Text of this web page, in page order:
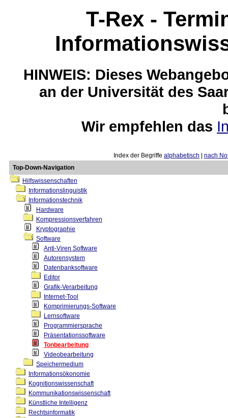
T-Rex -
HINWEIS: Dieses
an der Universität des
Wir empfehlen das
Index der Begriffe alphabetisch
nach
Top-Down-Navigation
Hilfswissenschaften
Informationslinguistik
Informationstechnik
Hardware
Kompressionsverfahren
Kryptographie
Software
Anti-Viren Software
Autorensystem
Datenbanksoftware
Editor
Grafik-Verarbeitung
Internet-Tool
Komprimierungs-Software
Lernsoftware
Programmiersprache
Präsentationssoftware
Tonbearbeitung
Videobearbeitung
Speichermedium
Informationsökonomie
Kognitionswissenschaft
Kommunikationswissenschaft
Künstliche Intelligenz
Rechtsinformatik